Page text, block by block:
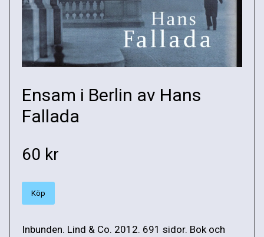
Ensam i Berlin av Hans
Fallada
60 kr
Köp
Inbunden. Lind & Co. 2012. 691 sidor. Bok och